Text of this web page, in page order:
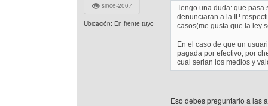
since-2007
Ubicación: En frente tuyo
Tengo una duda: que pasa
denunciaran a la IP
casos(me gusta que la ley
En el caso de que un
pagada por efectivo, por
cual serian los medios y
Eso debes preguntarlo a las